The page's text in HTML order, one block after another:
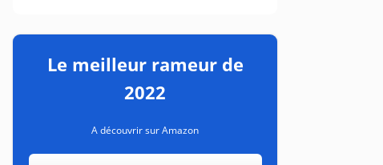
Le meilleur rameur de
2022
A découvrir sur Amazon